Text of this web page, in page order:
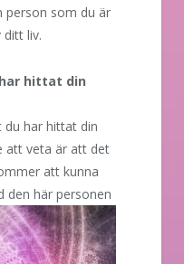
person som du är
liv.
hittat din
du har hittat din
att veta är att det
att kunna
den här personen